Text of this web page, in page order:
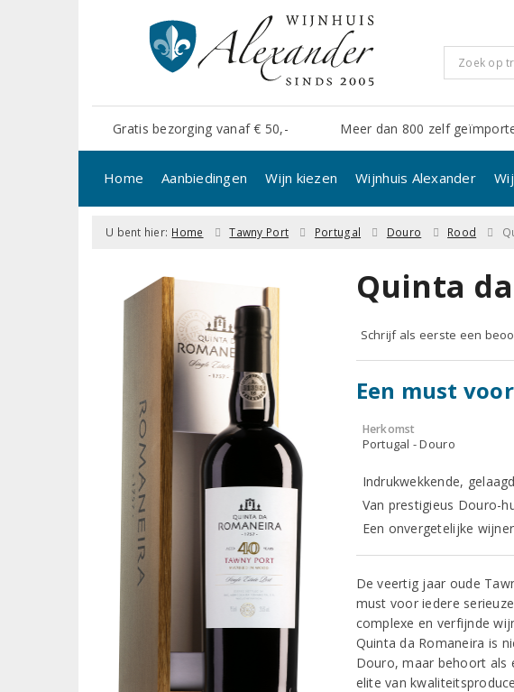
Gratis bezorging vanaf € 50,- Meer dan 800 zelf
Home Aanbiedingen Wijn kiezen Wijnhuis Alexander
U bent hier: Home Tawny Port Portugal Douro Rood
Quinta
Schrijf als eerste een
Een must
Herkomst
Portugal - Douro
Indrukwekkende,
Van prestigieus Douro-
Een onvergetelijke
De veertig jaar oude
must voor iedere
complexe en verfijnde
Quinta da Romaneira is
Douro, maar behoort als
elite van